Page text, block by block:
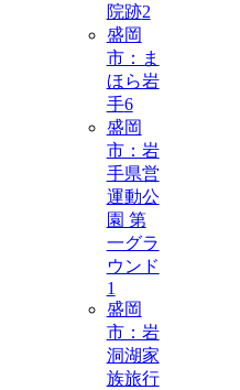
院跡2
盛岡
市：ま
ほら岩
手6
盛岡
市：岩
手県営
運動公
園 第
一グラ
ウンド
1
盛岡
市：岩
洞湖家
族旅行